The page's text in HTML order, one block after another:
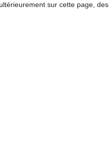
sur cette page, des